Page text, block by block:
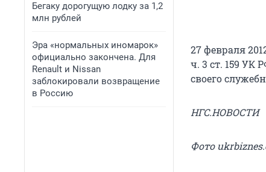
Бегаку дорогущую лодку за 1,2
млн рублей
Эра «нормальных иномарок»
официально закончена. Для
Renault и Nissan
заблокировали возвращение
в Россию
27 февраля
ч. 3 ст. 159 УК
своего
НГС.НОВОСТИ
Фото